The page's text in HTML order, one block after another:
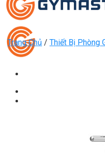
Máy Tập Thể
Trang Chủ / Thiết Bị Phòng